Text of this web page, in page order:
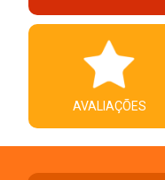
AVALIAÇÕES